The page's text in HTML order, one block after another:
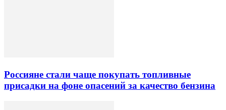
Россияне стали чаще покупать топливные
присадки на фоне опасений за качество бензина